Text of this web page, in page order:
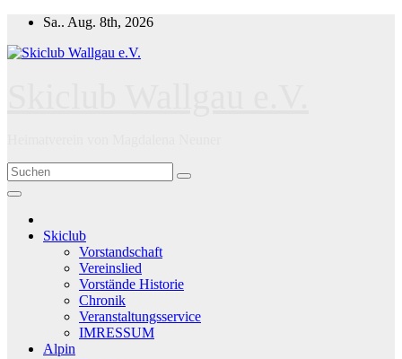
Zum
springen
Sa.. Aug. 8th, 2026
Skiclub
Vorstandschaft
Vereinslied
Vorstände Historie
Chronik
Veranstaltungsservice
IMRESSUM
Alpin